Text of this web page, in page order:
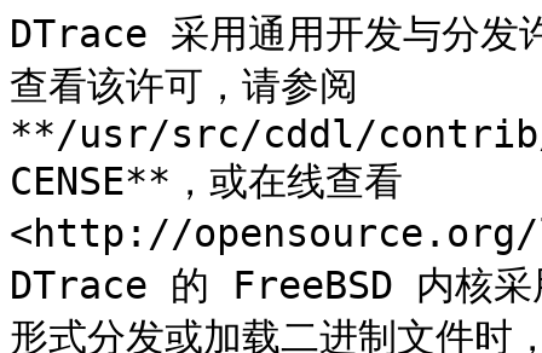
DTrace 采用通用开发与分
查看该许可，请参阅
**/usr/src/cddl/contrib/
CENSE**，或在线查看
<http://opensource.org/
DTrace 的 FreeBSD 内核采